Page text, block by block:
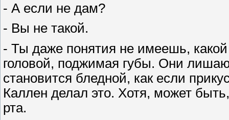
- А если не дам?
- Вы не такой.
- Ты даже понятия не имеешь, какой
головой, поджимая губы. Они
становится бледной, как если
Каллен делал это. Хотя, может
рта.